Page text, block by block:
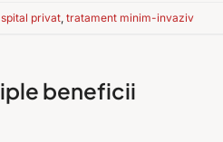
spital privat, tratament minim-invaziv
beneficii